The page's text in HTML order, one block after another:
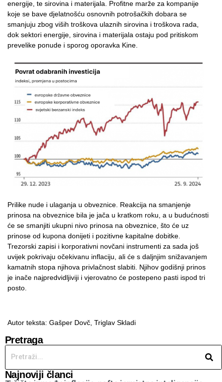
energije, te sirovina i materijala. Profitne marže za kompanije
koje se bave djelatnošću osnovnih potrošačkih dobara se
smanjuju zbog viših troškova ulaznih sirovina i troškova rada,
dok sektori energije, sirovina i materijala ostaju pod pritiskom
prevelike ponude i sporog oporavka Kine.
Prilike nude i ulaganja u obveznice. Reakcija na smanjenje
prinosa na obveznice bila je jača u kratkom roku, a u budućnosti
će se smanjiti ukupni nivo prinosa na obveznice, što će uz
prinose od kupona donijeti i pozitivne kapitalne dobitke.
Trezorski zapisi i korporativni novčani instrumenti za sada još
uvijek pokrivaju očekivanu inflaciju, ali će s daljnjim snižavanjem
kamatnih stopa njihova privlačnost slabiti. Njihov godišnji prinos
je inače najpredvidljiviji i vjerovatno će postepeno pasti ispod tri
posto.
Autor teksta: Gašper Dovč, Triglav Skladi
Pretraga
Najnoviji članci